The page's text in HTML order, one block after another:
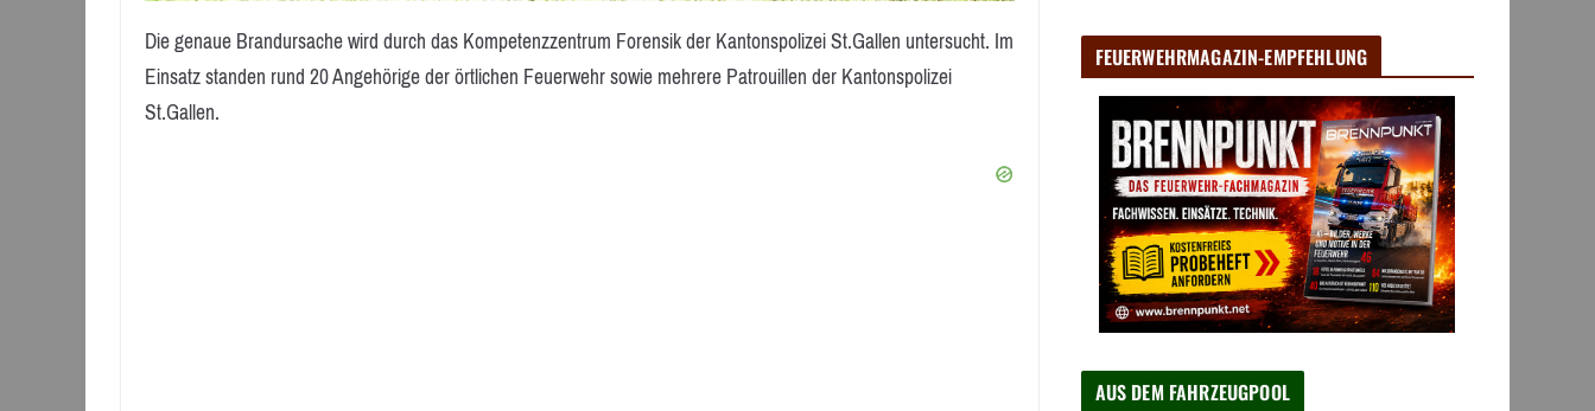
Die genaue Brandursache wird durch das Kompetenzzentrum Forensik der Kantonspolizei St.Gallen untersucht. Im
Einsatz standen rund 20 Angehörige der örtlichen Feuerwehr sowie mehrere Patrouillen der Kantonspolizei
St.Gallen.
FEUERWEHRMAGAZIN-EMPFEHLUNG
AUS DEM FAHRZEUGPOOL